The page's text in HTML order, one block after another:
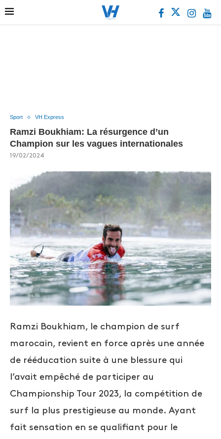
Sport VH Express
Ramzi Boukhiam: La résurgence d’un
Champion sur les vagues internationales
19/02/2024
Ramzi Boukhiam, le champion de surf
marocain, revient en force après une année
de rééducation suite à une blessure qui
l’avait empêché de participer au
Championship Tour 2023, la compétition de
surf la plus prestigieuse au monde. Ayant
fait sensation en se qualifiant pour le